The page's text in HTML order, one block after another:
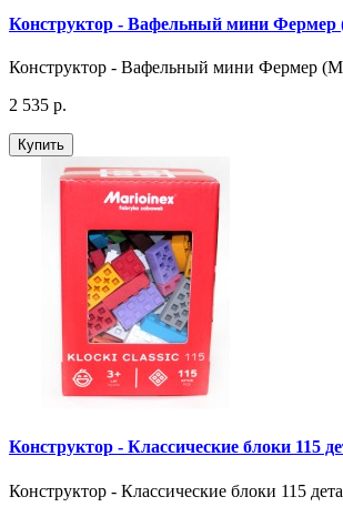
Конструктор - Вафельный мини
Конструктор - Вафельный мини Фермер
2 535 р.
Купить
Конструктор - Классические блоки 115
Конструктор - Классические блоки 115